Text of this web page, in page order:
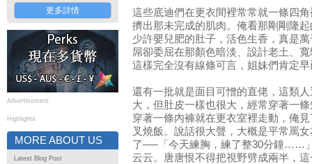
更多詳情
Advertisement
Highlights
MORE ABOUT US
Latest Blog Post
這些底迪們在更衣間裡常常就一條四
擠出那未完成的肌肉。俺看那剛剛隆
少許嬰兒肥的肚子，活色生香，真是
屌卻委屈在那顏色暗淡、設計老土、
這樣完全沒有線條可言，姐妹們肯定
還有一批就是面目可憎的直佬，這類
大，但肚皮一樣也很大，經常穿著一
穿著一條內褲就在更衣室裡走動，俺
叉燒飯。說話很大聲，大概是平常罵
了──「今天練胸，練了整30分鐘……
云云。唐唐恨不得把視野劈成兩半，